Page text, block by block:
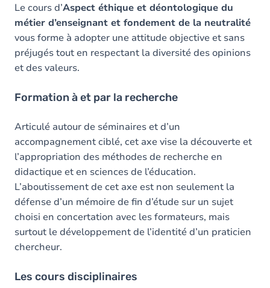
Le cours d’Aspect éthique et déontologique du
métier d’enseignant et fondement de la neutralité
vous forme à adopter une attitude objective et sans
préjugés tout en respectant la diversité des opinions
et des valeurs.
Formation à et par la recherche
Articulé autour de séminaires et d’un
accompagnement ciblé, cet axe vise la découverte et
l’appropriation des méthodes de recherche en
didactique et en sciences de l’éducation.
L’aboutissement de cet axe est non seulement la
défense d’un mémoire de fin d’étude sur un sujet
choisi en concertation avec les formateurs, mais
surtout le développement de l’identité d’un praticien
chercheur.
Les cours disciplinaires